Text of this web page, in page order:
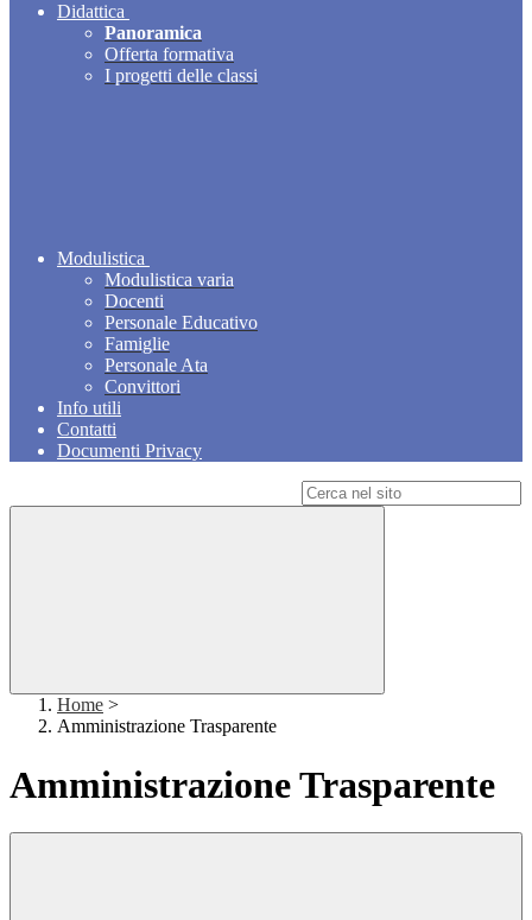
Didattica
Panoramica
Offerta formativa
I progetti delle classi
Modulistica
Modulistica varia
Docenti
Personale Educativo
Famiglie
Personale Ata
Convittori
Info utili
Contatti
Documenti Privacy
Home >
Amministrazione Trasparente
Amministrazione Trasparente